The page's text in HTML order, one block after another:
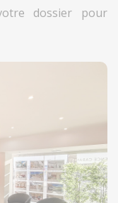
dossier pour